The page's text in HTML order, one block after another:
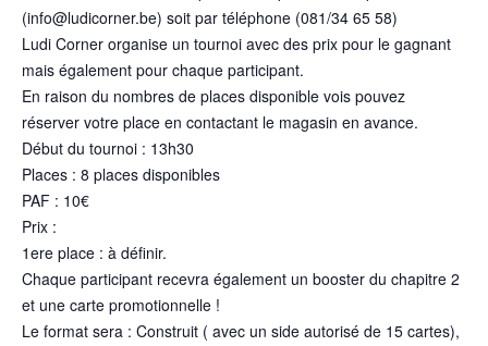
(info@ludicorner.be) soit par téléphone (081/34 65 58)
Ludi Corner organise un tournoi avec des prix pour le gagnant
mais également pour chaque participant.
En raison du nombres de places disponible vois pouvez
réserver votre place en contactant le magasin en avance.
Début du tournoi : 13h30
Places : 8 places disponibles
PAF : 10€
Prix :
1ere place : à définir.
Chaque participant recevra également un booster du chapitre 2
et une carte promotionnelle !
Le format sera : Construit ( avec un side autorisé de 15 cartes),